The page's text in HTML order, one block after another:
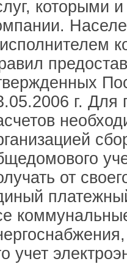
г. Для
от
учет